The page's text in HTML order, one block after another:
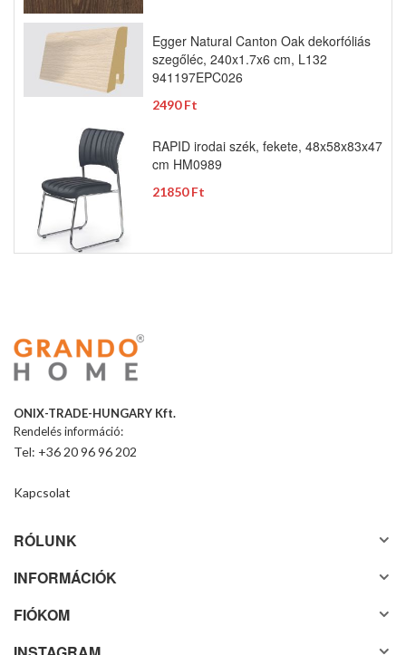
Egger Natural Canton Oak dekorfóliás
szegőléc, 240x1.7x6 cm, L132
941197EPC026
2490 Ft
RAPID irodai szék, fekete, 48x58x83x47
cm HM0989
21850 Ft
ONIX-TRADE-HUNGARY Kft.
Rendelés információ:
Tel: +36 20 96 96 202
Kapcsolat
RÓLUNK
INFORMÁCIÓK
FIÓKOM